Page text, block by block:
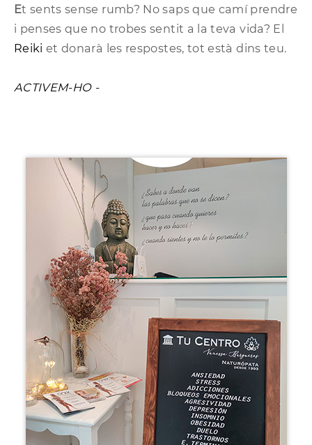
Et sents sense rumb? No saps que camí prendre
i penses que no trobes sentit a la teva vida? El
Reiki et donarà les respostes, tot està dins teu.
ACTIVEM-HO -